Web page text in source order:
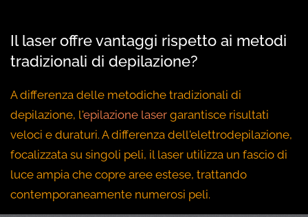
Il laser offre vantaggi rispetto ai metodi
tradizionali di depilazione?
A differenza delle metodiche tradizionali di
depilazione, l'epilazione laser garantisce risultati
veloci e duraturi. A differenza dell'elettrodepilazione,
focalizzata su singoli peli, il laser utilizza un fascio di
luce ampia che copre aree estese, trattando
contemporaneamente numerosi peli.